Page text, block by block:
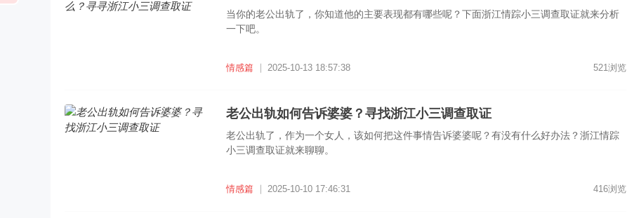
当你的老公出轨了，你知道他的主要表现都有哪些呢？下面浙江情踪小三调查取证就来分析
一下吧。
情感篇 2025-10-13 18:57:38 521浏览
老公出轨如何告诉婆婆？寻找浙江小三调查取证
老公出轨了，作为一个女人，该如何把这件事情告诉婆婆呢？有没有什么好办法？浙江情踪
小三调查取证就来聊聊。
情感篇 2025-10-10 17:46:31 416浏览